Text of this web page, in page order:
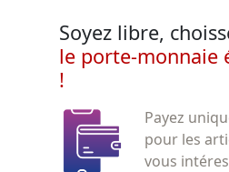
Soyez libre,
le porte-monnaie
!
Payez
pour les
vous